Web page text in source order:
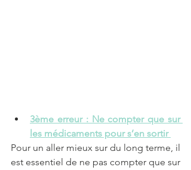
3ème erreur : Ne compter que sur
les médicaments pour s’en sortir
Pour un aller mieux sur du long terme, il
est essentiel de ne pas compter que sur